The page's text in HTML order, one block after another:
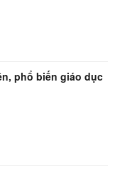
phổ biến giáo dục